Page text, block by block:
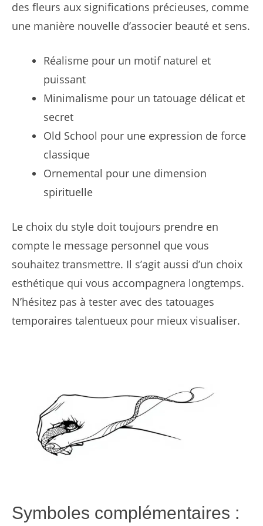
des fleurs aux significations précieuses, comme
une manière nouvelle d’associer beauté et sens.
Réalisme pour un motif naturel et
puissant
Minimalisme pour un tatouage délicat et
secret
Old School pour une expression de force
classique
Ornemental pour une dimension
spirituelle
Le choix du style doit toujours prendre en
compte le message personnel que vous
souhaitez transmettre. Il s’agit aussi d’un choix
esthétique qui vous accompagnera longtemps.
N’hésitez pas à tester avec des tatouages
temporaires talentueux pour mieux visualiser.
Symboles complémentaires :